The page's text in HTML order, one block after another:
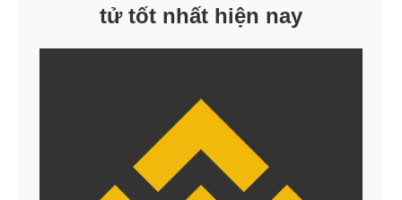
tử tốt nhất hiện nay